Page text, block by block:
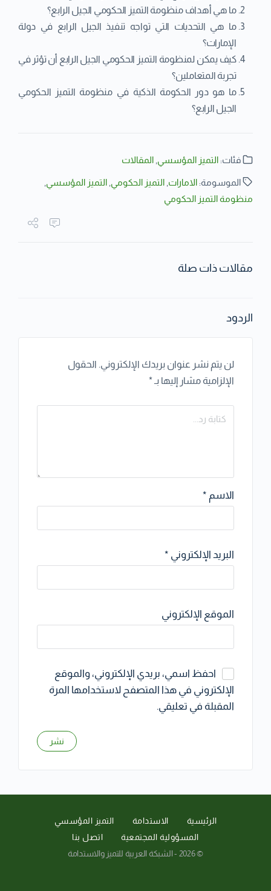
ما هي أهداف منظومة التميز الحكومي الجيل الرابع؟
ما هي التحديات التي تواجه تنفيذ الجيل الرابع في دولة
الإمارات؟
كيف يمكن لمنظومة التميز الحكومي الجيل الرابع أن تؤثر في
تجربة المتعاملين؟
ما هو دور الحكومة الذكية في منظومة التميز الحكومي
الجيل الرابع؟
فئات: التميز المؤسسي المقالات
الموسومة: الامارات التميز الحكومي التميز المؤسسي
منظومة التميز الحكومي
مقالات ذات صلة
الردود
لن يتم نشر عنوان بريدك الإلكتروني. الحقول
الإلزامية مشار إليها بـ*
الاسم *
البريد الإلكتروني *
الموقع الإلكتروني
احفظ اسمي، بريدي الإلكتروني، والموقع
الإلكتروني في هذا المتصفح لاستخدامها المرة
المقبلة في تعليقي.
الرئيسية الاستدامة
التميز المؤسسي
المسؤولية المجتمعية
اتصل بنا
© 2026 - الشبكة العربية للتميز والاستدامة